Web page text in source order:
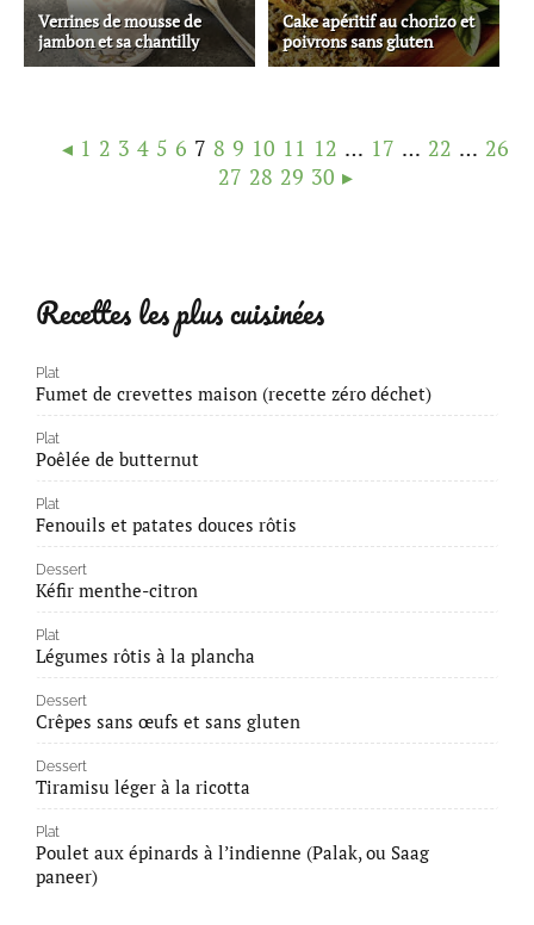
Verrines de mousse de
jambon et sa chantilly
Cake apéritif au chorizo et
poivrons sans gluten
◂ 1 2 3 4 5 6 7 8 9 10 11 12 … 17 … 22 … 26
27 28 29 30 ▸
Recettes les plus cuisinées
Plat
Fumet de crevettes maison (recette zéro déchet)
Plat
Poêlée de butternut
Plat
Fenouils et patates douces rôtis
Dessert
Kéfir menthe-citron
Plat
Légumes rôtis à la plancha
Dessert
Crêpes sans œufs et sans gluten
Dessert
Tiramisu léger à la ricotta
Plat
Poulet aux épinards à l’indienne (Palak, ou Saag
paneer)